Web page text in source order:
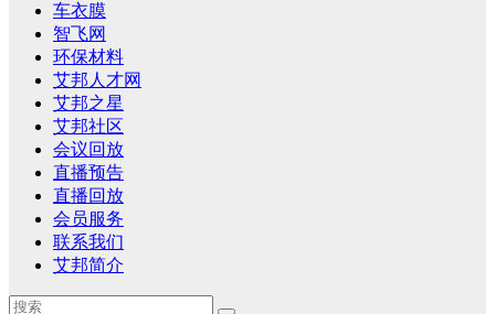
车衣膜
智飞网
环保材料
艾邦人才网
艾邦之星
艾邦社区
会议回放
直播预告
直播回放
会员服务
联系我们
艾邦简介